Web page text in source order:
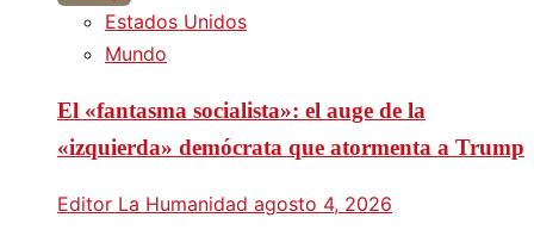
Estados Unidos
Mundo
El «fantasma socialista»: el auge de la
«izquierda» demócrata que atormenta a Trump
Editor La Humanidad agosto 4, 2026